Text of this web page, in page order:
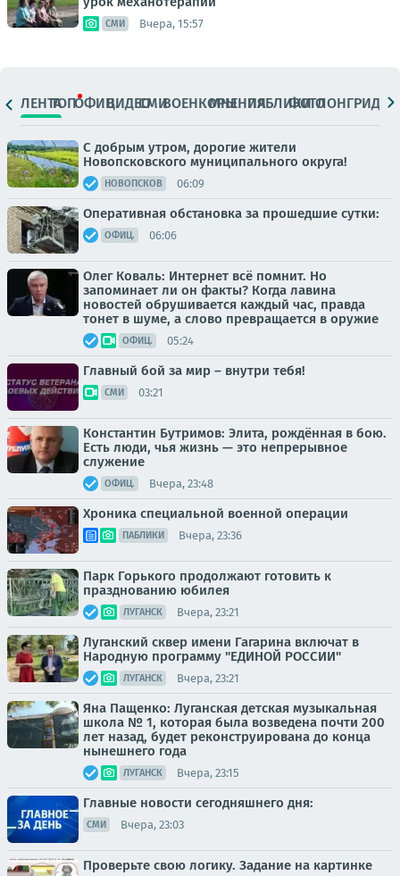
СМИ Вчера, 15:57
ЛЕНТАТОПОФИЦ.ВИДЕОСМИВОЕНКОРЫМНЕНИЯПАБЛИКИ
ФОТОЛОНГРИДЫ
С добрым утром, дорогие жители
Новопсковского муниципального округа!
НОВОПСКОВ 06:09
Оперативная обстановка за прошедшие сутки:
ОФИЦ. 06:06
Олег Коваль: Интернет всё помнит. Но
запоминает ли он факты? Когда лавина
новостей обрушивается каждый час, правда
тонет в шуме, а слово превращается в оружие
ОФИЦ. 05:24
Главный бой за мир – внутри тебя!
СМИ 03:21
Константин Бутримов: Элита, рождённая в бою.
Есть люди, чья жизнь — это непрерывное
служение
ОФИЦ. Вчера, 23:48
Хроника специальной военной операции
ПАБЛИКИ Вчера, 23:36
Парк Горького продолжают готовить к
празднованию юбилея
ЛУГАНСК Вчера, 23:21
Луганский сквер имени Гагарина включат в
Народную программу "ЕДИНОЙ РОССИИ"
ЛУГАНСК Вчера, 23:21
Яна Пащенко: Луганская детская музыкальная
школа № 1, которая была возведена почти 200
лет назад, будет реконструирована до конца
нынешнего года
ЛУГАНСК Вчера, 23:15
Главные новости сегодняшнего дня:
СМИ Вчера, 23:03
Проверьте свою логику. Задание на картинке